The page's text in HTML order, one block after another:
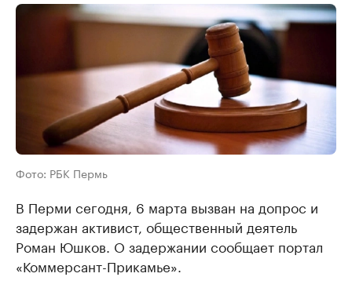
Фото: РБК Пермь
В Перми сегодня, 6 марта вызван на допрос и
задержан активист, общественный деятель
Роман Юшков. О задержании сообщает портал
«Коммерсант-Прикамье».